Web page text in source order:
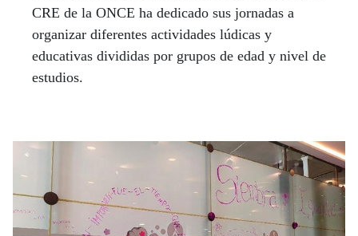
CRE de la ONCE ha dedicado sus jornadas a
organizar diferentes actividades lúdicas y
educativas divididas por grupos de edad y nivel de
estudios.